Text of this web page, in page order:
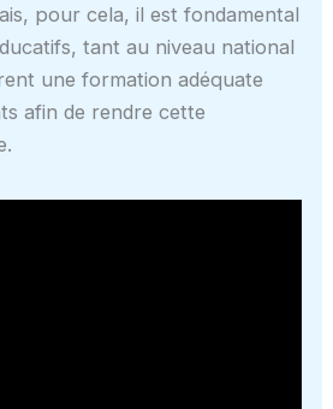
pour cela, il est fondamental
tant au niveau national
une formation adéquate
afin de rendre cette